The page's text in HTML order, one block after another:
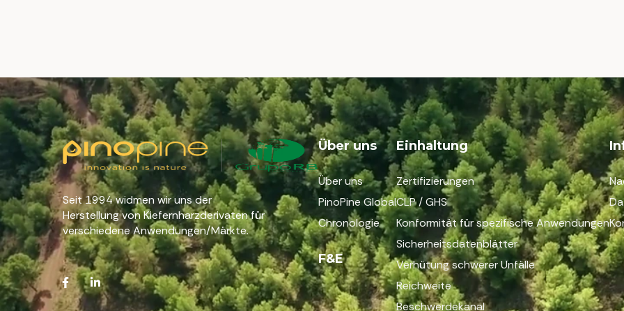
Seit 1994 widmen wir uns der
Herstellung von Kiefernharzderivaten für
verschiedene Anwendungen/Märkte.
Über uns
Über uns
PinoPine Global
Chronologie
F&E
Einhaltung
Zertifizierungen
CLP / GHS
Konformität für spezifische Anwendungen
Sicherheitsdatenblätter
Verhütung schwerer Unfälle
Reichweite
Beschwerdekanal